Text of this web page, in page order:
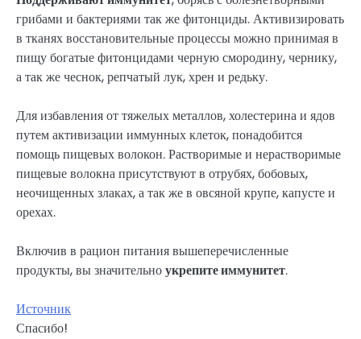
грибами и бактериями так же фитонциды. Активизировать
в тканях восстановительные процессы можно принимая в
пищу богатые фитонцидами черную смородину, чернику,
а так же чеснок, репчатый лук, хрен и редьку.
Для избавления от тяжелых металлов, холестерина и ядов
путем активизации иммунных клеток, понадобится
помощь пищевых волокон. Растворимые и нерастворимые
пищевые волокна присутствуют в отрубях, бобовых,
неочищенных злаках, а так же в овсяной крупе, капусте и
орехах.
Включив в рацион питания вышеперечисленные
продукты, вы значительноукрепите иммунитет.
Источник
Спасибо!